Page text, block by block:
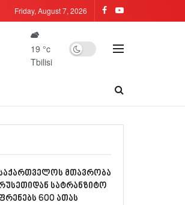
Friday, August 7, 2026
19 °c
Tbilisi
მთავრობა
სატრანზიტო
600 ათას